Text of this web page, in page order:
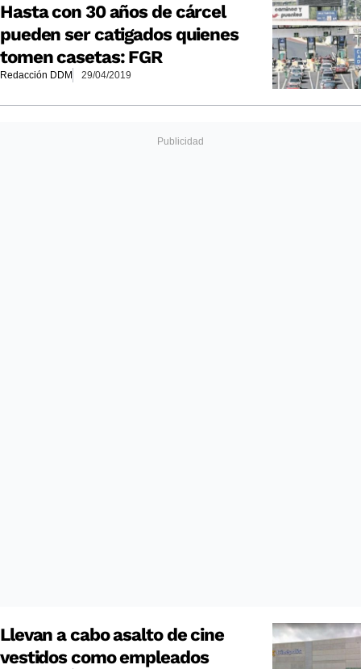
Hasta con 30 años de cárcel
pueden ser catigados quienes
tomen casetas: FGR
Redacción DDM 29/04/2019
Llevan a cabo asalto de cine
vestidos como empleados